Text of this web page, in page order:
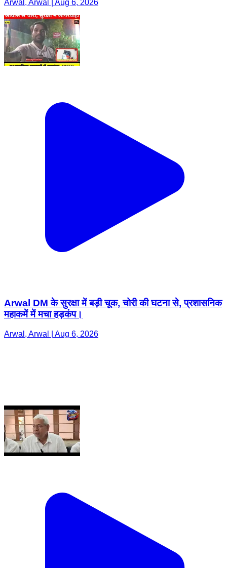
Arwal, Arwal | Aug 6, 2026
Arwal DM के सुरक्षा में बड़ी चूक, चोरी की घटना से, प्रशासनिक
महाकमें में मचा हड़कंप।
Arwal, Arwal | Aug 6, 2026